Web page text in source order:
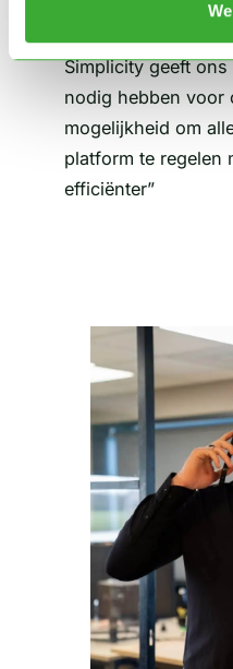
Simplicity geeft
nodig hebben voor
mogelijkheid om
platform te regelen
efficiënter”